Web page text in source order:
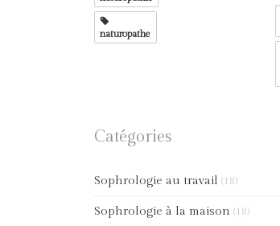
naturopathe
Catégories
Sophrologie au travail (18)
Sophrologie à la maison (18)